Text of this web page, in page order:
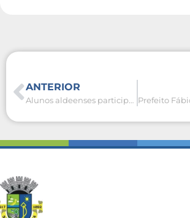
ANTERIOR
Alunos aldeenses participam de exibição e debate sobre documentário no Cine São Pedro